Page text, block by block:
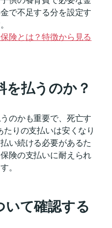
で不足する分を設定す
険とは？特徴から見る
を払うのか？
のかも重要で、死亡す
たりの支払いは安くなり
い続ける必要があるた
険の支払いに耐えられ
。
いて確認する